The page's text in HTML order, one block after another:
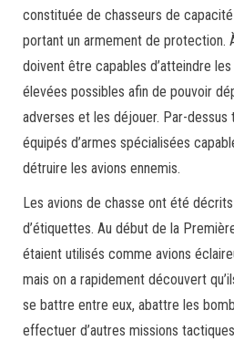
constituée de chasseurs de
portant un armement de protection.
doivent être capables d’atteindre
élevées possibles afin de pouvoir
adverses et les déjouer. Par-
équipés d’armes spécialisées
détruire les avions ennemis.
Les avions de chasse ont été
d’étiquettes. Au début de la
étaient utilisés comme avions
mais on a rapidement découvert
se battre entre eux, abattre les
effectuer d’autres missions